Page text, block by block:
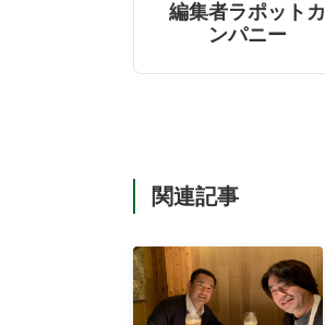
編集者ラポットカ
ンパニー
関連記事